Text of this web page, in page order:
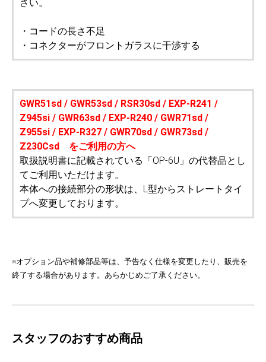
さい。
・コードの長さ不足
・コネクターがフロントガラスに干渉する
GWR51sd / GWR53sd / RSR30sd / EXP-R241 /
Z945si / GWR63sd / EXP-R240 / GWR71sd /
Z955si / EXP-R327 / GWR70sd / GWR73sd /
Z230Csd をご利用の方へ
取扱説明書に記載されている「OP-6U」の代替品とし
てご利用いただけます。
本体への接続部分の形状は、L型からストレートタイ
プへ変更しております。
※オプション品や補修部品等は、予告なく仕様を変更したり、販売を
終了する場合があります。あらかじめご了承ください。
スタッフのおすすめ商品